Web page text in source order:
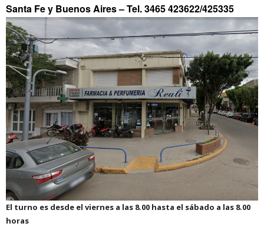
Santa Fe y Buenos Aires –Tel. 3465 423622/425335
El turno es desde el viernes a las 8.00 hasta el sábado a las 8.00
horas